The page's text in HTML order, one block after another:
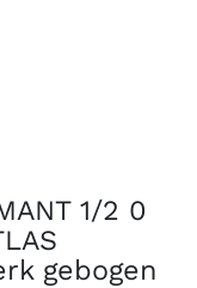
1/2 0
gebogen